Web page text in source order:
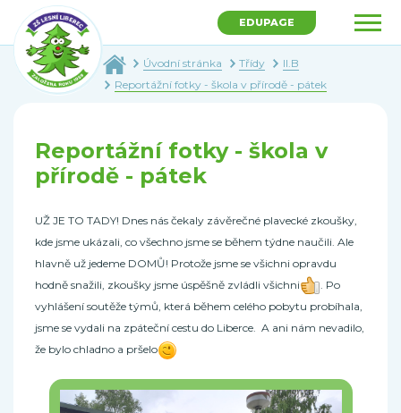
EDUPAGE
Úvodní stránka Třídy
II.B
Reportážní fotky - škola v přírodě - pátek
Reportážní fotky - škola v
přírodě - pátek
UŽ JE TO TADY! Dnes nás čekaly závěrečné plavecké zkoušky,
kde jsme ukázali, co všechno jsme se během týdne naučili. Ale
hlavně už jedeme DOMŮ! Protože jsme se všichni opravdu
hodně snažili, zkoušky jsme úspěšně zvládli všichni
. Po
vyhlášení soutěže týmů, která během celého pobytu probíhala,
jsme se vydali na zpáteční cestu do Liberce. A ani nám nevadilo,
že bylo chladno a pršelo